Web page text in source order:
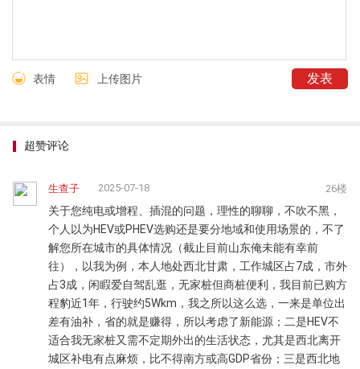
表情 上传图片
超赞评论
生查子 2025-07-18 26楼
关于您纯电或增程、插混的问题，理性的聊聊，不吹不黑，
个人以为HEV或PHEV选购还是要分地域和使用场景的，不了
解您所在城市的具体情况（截止目前山东俺未能有幸前
往），以我为例，本人地处西北甘肃，工作城区占7成，市外
占3成，闲睱爱自驾乱逛，无家桩但商桩便利，我目前已购方
程豹近1年，行驶约5Wkm，我之所以这么选，一来是单位出
差有油补，省的就是赚得，所以考虑了新能源；二是HEV不
适合我无家桩又需不定期外出的生活状态，尤其是西北离开
城区补电有点麻烦，比不得南方或高GDP省份；三是西北地